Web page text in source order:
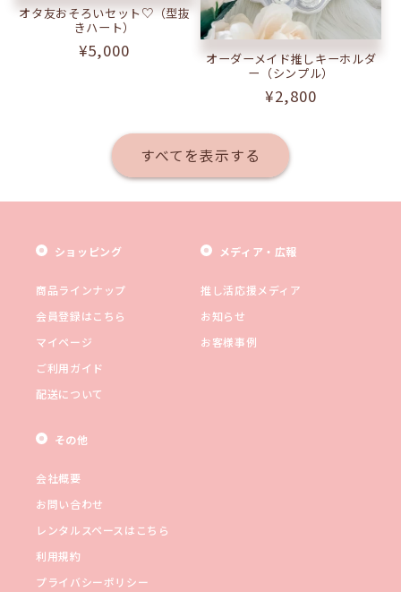
オタ友おそろいセット♡（型抜
きハート）
通
¥5,000
オーダーメイド推しキーホルダ
ー（シンプル）
通
価
¥2,800
すべてを表示する
ショッピング
商品ラインナップ
会員登録はこちら
マイページ
ご利用ガイド
配送について
メディア・広報
推し活応援メディア
お知らせ
お客様事例
その他
会社概要
お問い合わせ
レンタルスペースはこちら
利用規約
プライバシーポリシー